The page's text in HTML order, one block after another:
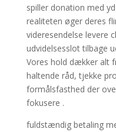
spiller donation med
realiteten øger deres
videresendelse levere
udvidelsesslot tilbage
Vores hold dækker alt
haltende råd, tjekke
formålsfasthed der
fokusere .
fuldstændig betaling